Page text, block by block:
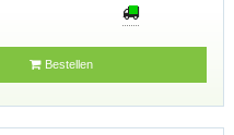
Bestellen